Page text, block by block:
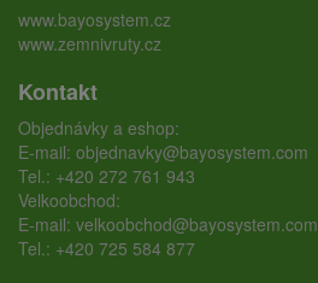
www.bayosystem.cz
www.zemnivruty.cz
Kontakt
Objednávky a eshop:
E-mail: objednavky@bayosystem.com
Tel.: +420 272 761 943
Velkoobchod:
E-mail: velkoobchod@bayosystem.com
Tel.: +420 725 584 877